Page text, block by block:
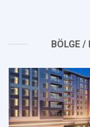
BÖLGE /